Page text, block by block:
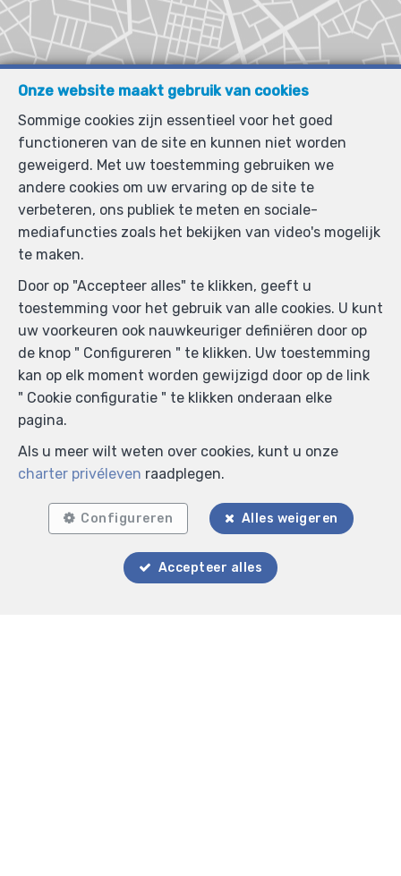
Onze website maakt gebruik van cookies
Sommige cookies zijn essentieel voor het goed
functioneren van de site en kunnen niet worden
geweigerd. Met uw toestemming gebruiken we
andere cookies om uw ervaring op de site te
verbeteren, ons publiek te meten en sociale-
mediafuncties zoals het bekijken van video's mogelijk
te maken.
Door op "Accepteer alles" te klikken, geeft u
toestemming voor het gebruik van alle cookies. U kunt
uw voorkeuren ook nauwkeuriger definiëren door op
de knop " Configureren " te klikken. Uw toestemming
kan op elk moment worden gewijzigd door op de link
" Cookie configuratie " te klikken onderaan elke
pagina.
Als u meer wilt weten over cookies, kunt u onze
charter privéleven raadplegen.
Configureren Alles weigeren
Accepteer alles